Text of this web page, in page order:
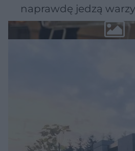
naprawdę jedzą